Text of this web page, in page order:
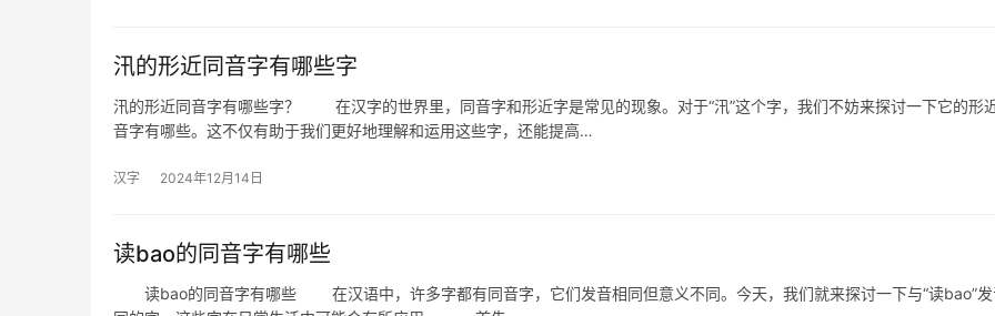
汛的形近同音字有哪些字
汛的形近同音字有哪些字？ 在汉字的世界里，同音字和形近字是常见的现象。对于“汛”这个字，我们不妨来探讨一下它的形
音字有哪些。这不仅有助于我们更好地理解和运用这些字，还能提高…
汉字 2024年12月14日
读bao的同音字有哪些
读bao的同音字有哪些 在汉语中，许多字都有同音字，它们发音相同但意义不同。今天，我们就来探讨一下与“读bao”发